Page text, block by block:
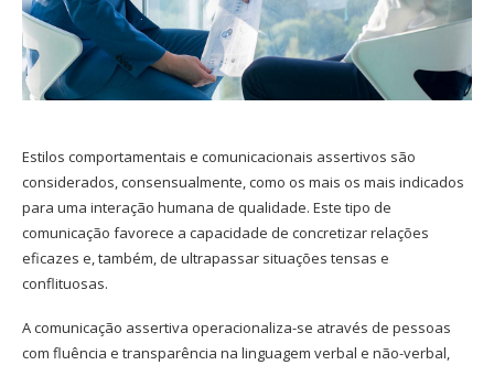
Estilos comportamentais e comunicacionais assertivos são
considerados, consensualmente, como os mais os mais indicados
para uma interação humana de qualidade. Este tipo de
comunicação favorece a capacidade de concretizar relações
eficazes e, também, de ultrapassar situações tensas e
conflituosas.
A comunicação assertiva operacionaliza-se através de pessoas
com fluência e transparência na linguagem verbal e não-verbal,